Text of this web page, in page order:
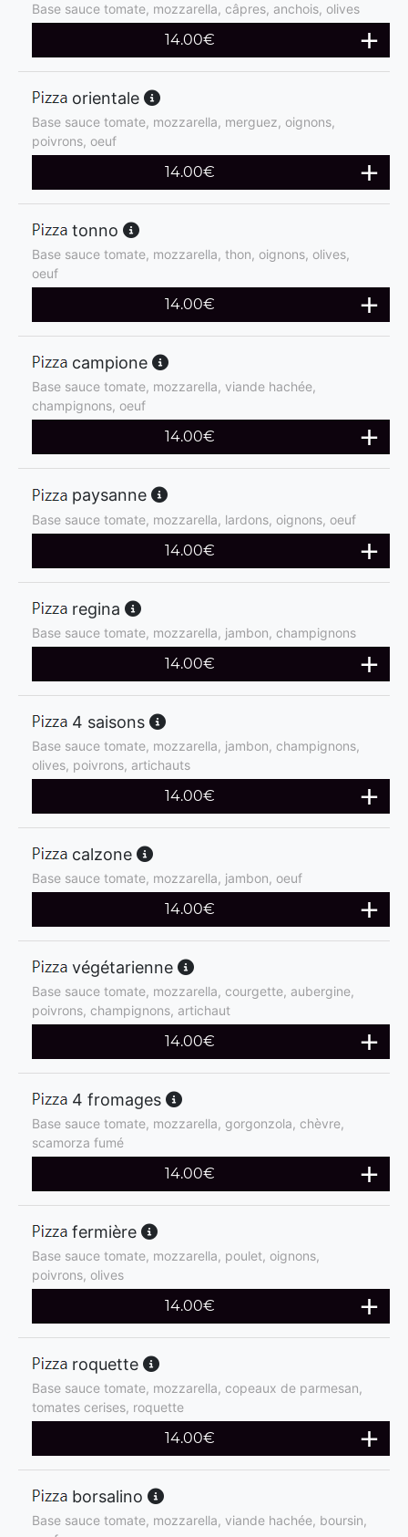
Base sauce tomate, mozzarella, câpres, anchois, olives
14.00€
orientale
Base sauce tomate, mozzarella, merguez, oignons,
poivrons, oeuf
14.00€
tonno
Base sauce tomate, mozzarella, thon, oignons, olives,
oeuf
14.00€
campione
Base sauce tomate, mozzarella, viande hachée,
champignons, oeuf
14.00€
paysanne
Base sauce tomate, mozzarella, lardons, oignons, oeuf
14.00€
regina
Base sauce tomate, mozzarella, jambon, champignons
14.00€
4 saisons
Base sauce tomate, mozzarella, jambon, champignons,
olives, poivrons, artichauts
14.00€
calzone
Base sauce tomate, mozzarella, jambon, oeuf
14.00€
végétarienne
Base sauce tomate, mozzarella, courgette, aubergine,
poivrons, champignons, artichaut
14.00€
4 fromages
Base sauce tomate, mozzarella, gorgonzola, chèvre,
scamorza fumé
14.00€
fermière
Base sauce tomate, mozzarella, poulet, oignons,
poivrons, olives
14.00€
roquette
Base sauce tomate, mozzarella, copeaux de parmesan,
tomates cerises, roquette
14.00€
borsalino
Base sauce tomate, mozzarella, viande hachée, boursin,